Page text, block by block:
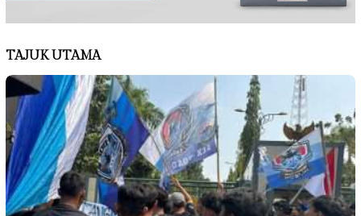
TAJUK UTAMA